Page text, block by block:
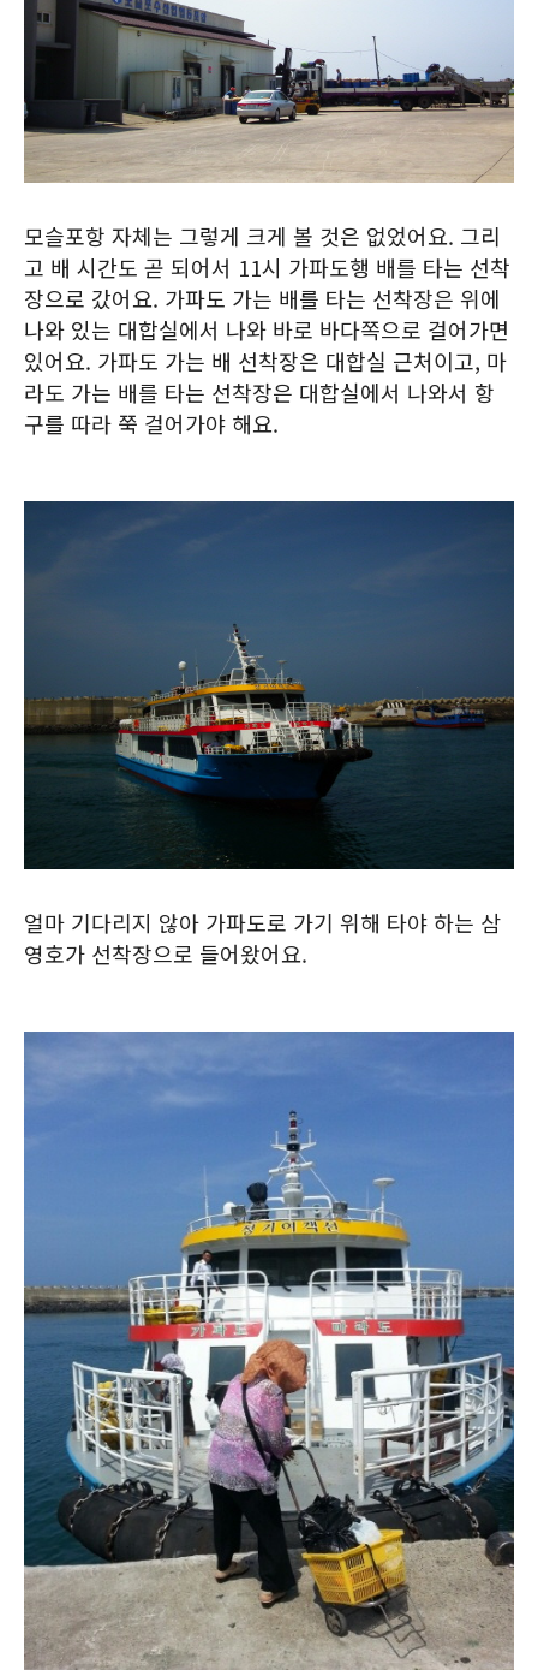
모슬포항 자체는 그렇게 크게 볼 것은 없었어요. 그리
고 배 시간도 곧 되어서 11시 가파도행 배를 타는 선착
장으로 갔어요. 가파도 가는 배를 타는 선착장은 위에
나와 있는 대합실에서 나와 바로 바다쪽으로 걸어가면
있어요. 가파도 가는 배 선착장은 대합실 근처이고, 마
라도 가는 배를 타는 선착장은 대합실에서 나와서 항
구를 따라 쭉 걸어가야 해요.
얼마 기다리지 않아 가파도로 가기 위해 타야 하는 삼
영호가 선착장으로 들어왔어요.